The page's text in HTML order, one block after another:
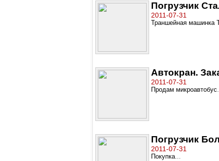
Погрузчик
2011-07-31
Траншейная машинка
Автокран.
2011-07-31
Продам микроавтобус
Погрузчик
2011-07-31
Покупка...